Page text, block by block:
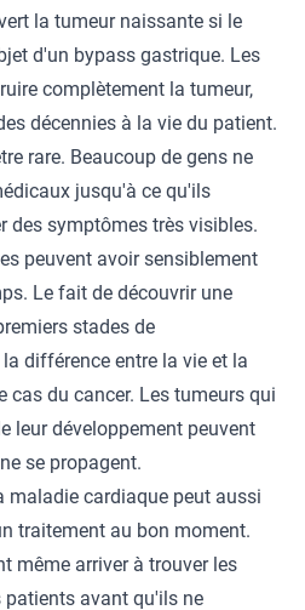
la tumeur naissante si le
d'un bypass gastrique. Les
complètement la tumeur,
décennies à la vie du patient.
rare. Beaucoup de gens ne
jusqu'à ce qu'ils
des symptômes très visibles.
peuvent avoir sensiblement
Le fait de découvrir une
stades de
différence entre la vie et la
cas du cancer. Les tumeurs qui
leur développement peuvent
se propagent.
maladie cardiaque peut aussi
traitement au bon moment.
même arriver à trouver les
avant qu'ils ne